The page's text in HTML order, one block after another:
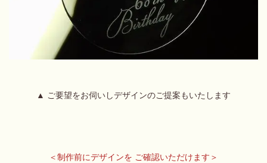
▲ ご要望をお伺いしデザインのご提案もいたします
＜制作前にデザインを ご確認いただけます＞